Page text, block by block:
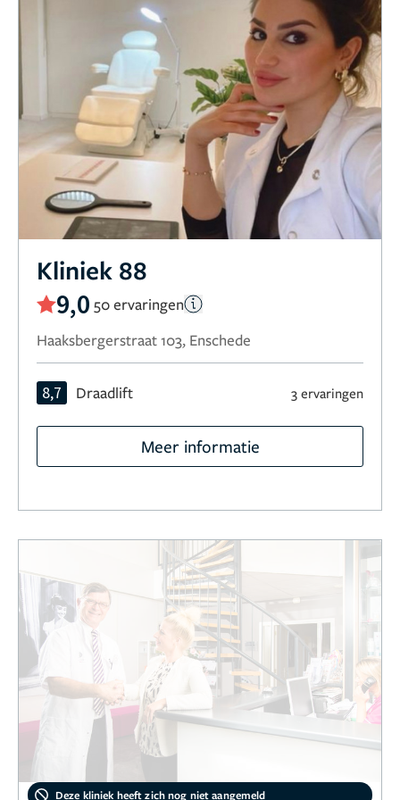
Kliniek 88
9,0 50 ervaringen
Haaksbergerstraat 103, Enschede
8,7 Draadlift 3 ervaringen
Meer informatie
Deze kliniek heeft zich nog niet aangemeld